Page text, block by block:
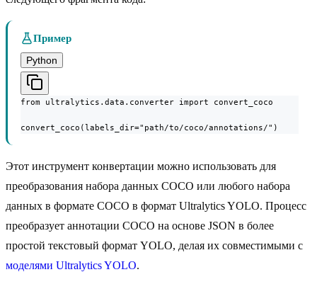
Пример
Python
from ultralytics.data.converter import convert_coco
convert_coco(labels_dir="path/to/coco/annotations/")
Этот инструмент конвертации можно использовать для
преобразования набора данных COCO или любого набора
данных в формате COCO в формат Ultralytics YOLO. Процесс
преобразует аннотации COCO на основе JSON в более
простой текстовый формат YOLO, делая их совместимыми с
моделями Ultralytics YOLO.